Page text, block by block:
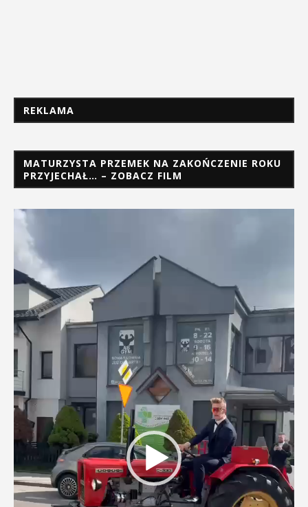
REKLAMA
MATURZYSTA PRZEMEK NA ZAKOŃCZENIE ROKU
PRZYJECHAŁ… – ZOBACZ FILM
Odtwarzacz